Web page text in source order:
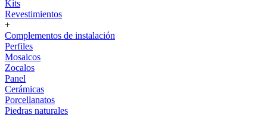
Kits
Revestimientos
+
Complementos de instalación
Perfiles
Mosaicos
Zocalos
Panel
Cerámicas
Porcellanatos
Piedras naturales